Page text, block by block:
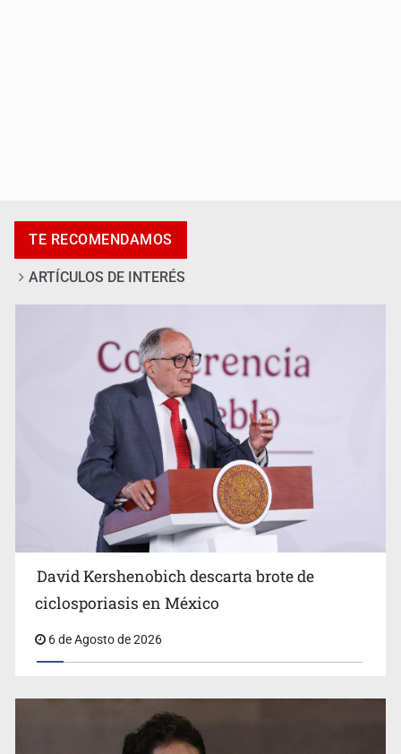
en Oblatos
Advierten retrocesos en transparencia tras desaparición
del INAI
Jalisco mantiene la búsqueda de 21 adolescentes
desaparecidos durante julio
TE RECOMENDAMOS
ARTÍCULOS DE INTERÉS
David Kershenobich descarta brote de
ciclosporiasis en México
6 de Agosto de 2026